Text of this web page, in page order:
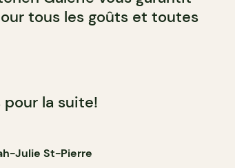
tous les goûts et toutes
la suite!
Julie St-Pierre